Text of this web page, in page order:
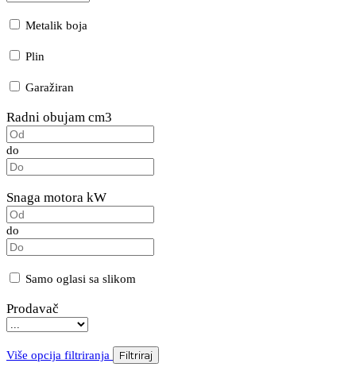
Metalik boja
Plin
Garažiran
Radni obujam cm3
do
Snaga motora kW
do
Samo oglasi sa slikom
Prodavač
Više opcija filtriranja Filtriraj